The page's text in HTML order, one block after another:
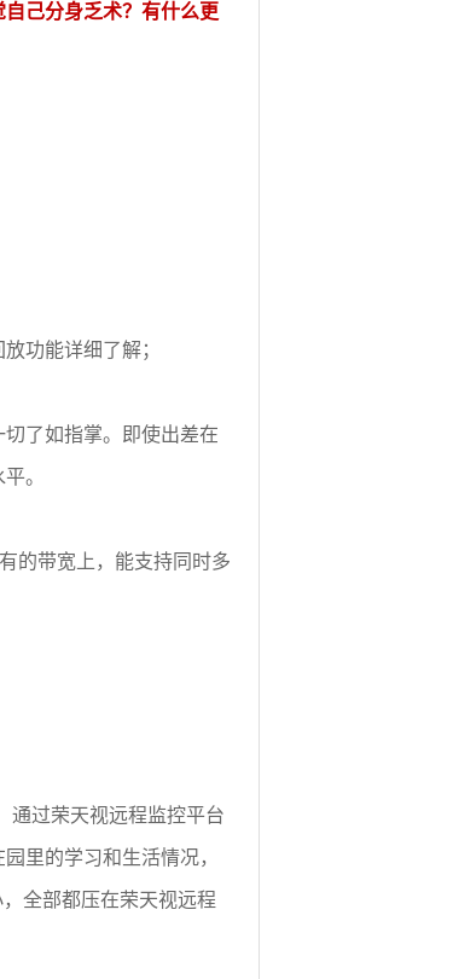
己分身乏术？有什么更
功能详细了解；
了如指掌。即使出差在
。
的带宽上，能支持同时多
通过荣天视远程监控平台
里的学习和生活情况，
全部都压在荣天视远程